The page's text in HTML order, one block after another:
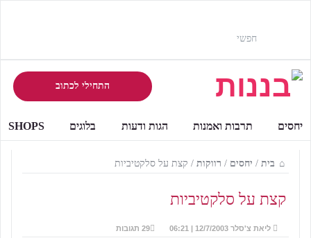
התחילי לכתוב
יחסים תרבות ואמנות הגות ודעות בלוגים SHOPS
בית / יחסים / רווקות / קצת על סלקטיביות
קצת על סלקטיביות
ליאת צ'סלר 12/7/2003 | 06:21 29 תגובות